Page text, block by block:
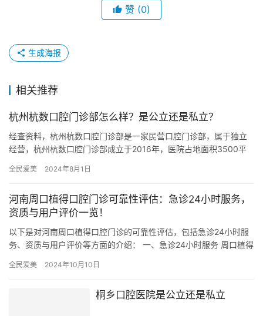
赞 (0)
生成海报
相关推荐
杭州杭数口腔门诊部怎么样？是公立还是私立？
经查资料，杭州杭数口腔门诊部是一家民营口腔门诊部，属于独立
经营，杭州杭数口腔门诊部成立于2016年，医院占地面积3500平
全民爱美 2024年8月1日
河南周口植得口腔门诊可靠性评估：急诊24小时服务，
资质与用户评价一览！
以下是对河南周口植得口腔门诊的可靠性评估，包括急诊24小时服
务、资质与用户评价等方面的介绍： 一、急诊24小时服务 周口植得
全民爱美 2024年10月10日
桐乡口腔医院是公立还是私立